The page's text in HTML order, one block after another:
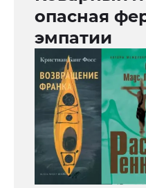
опасная
эмпатии